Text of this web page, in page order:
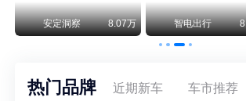
安定洞察 8.07万 智电出行
热门品牌 近期新车 车市推荐